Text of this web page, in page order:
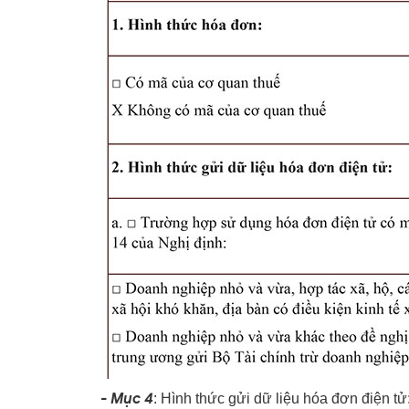
- Mục 4: Hình thức gửi dữ liệu hóa đơn điện